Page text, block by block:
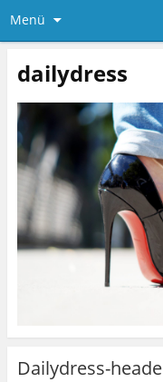
Menü
dailydress
Dailydress-